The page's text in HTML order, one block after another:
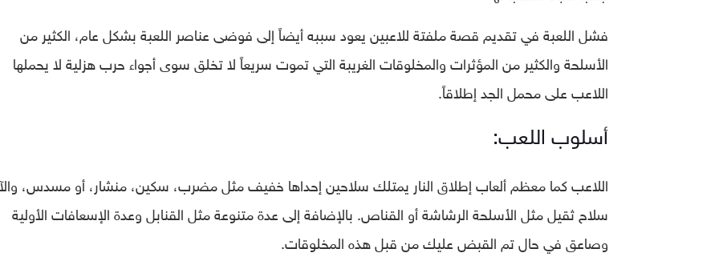
فشل اللعبة في تقديم قصة ملفتة للاعبين يعود سببه أيضاً إلى فوضى عناصر اللعبة بشكل عام، الكثير من
الأسلحة والكثير من المؤثرات والمخلوقات الغريبة التي تموت سريعاً لا تخلق سوى أجواء حرب هزلية لا يحملها
اللاعب على محمل الجد إطلاقاً.
أسلوب اللعب:
اللاعب كما معظم ألعاب إطلاق النار يمتلك سلاحين إحداها خفيف مثل مضرب، سكين، منشار، أو مسدس،
سلاح ثقيل مثل الأسلحة الرشاشة أو القناص. بالإضافة إلى عدة متنوعة مثل القنابل وعدة الإسعافات الأولية
وصاعق في حال تم القبض عليك من قبل هذه المخلوقات.